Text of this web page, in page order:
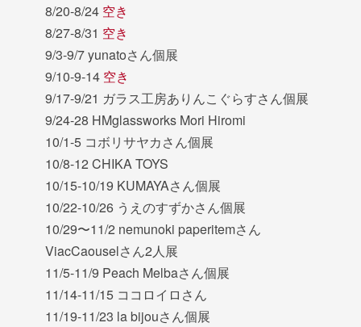
8/20-8/24 空き
8/27-8/31 空き
9/3-9/7 yunatoさん個展
9/10-9-14 空き
9/17-9/21 ガラス工房ありんこぐらすさん個展
9/24-28 HMglassworks Mori Hiromi
10/1-5 コボリサヤカさん個展
10/8-12 CHIKA TOYS
10/15-10/19 KUMAYAさん個展
10/22-10/26 うえのすずかさん個展
10/29〜11/2 nemunoki paperitemさん
ViacCaouselさん2人展
11/5-11/9 Peach Melbaさん個展
11/14-11/15 ココロイロさん
11/19-11/23 la bijouさん個展